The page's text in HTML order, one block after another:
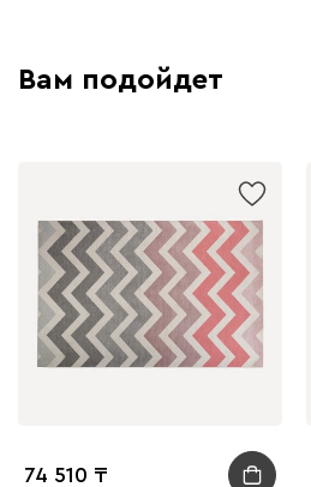
Вам подойдет
74 510